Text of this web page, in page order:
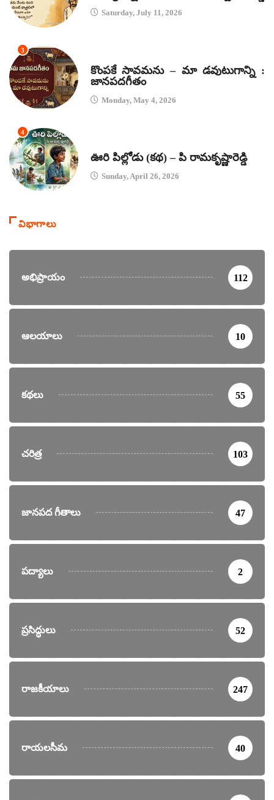
Saturday, July 11, 2026
3
కొంపకే సావమను – మా డవుటుగాన్ని :
జానపదగీతం
Monday, May 4, 2026
4
ఊరి పిల్లోడు (కథ) – పి రామకృష్ణారెడ్డి
Sunday, April 26, 2026
విభాగాలు
అభిప్రాయం 112
ఆలయాలు 10
కథలు 55
చరిత్ర 103
జానపద గీతాలు 47
పద్యాలు 2
ప్రసిద్ధులు 52
రాజకీయాలు 247
రాయలసీమ 40